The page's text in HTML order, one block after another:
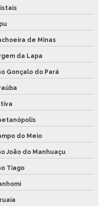
de Minas
da Lapa
Gonçalo do Pará
do Meio
João do Manhuaçu
Tiago